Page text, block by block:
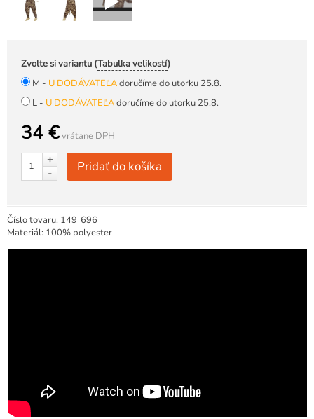
Zvolte si variantu (Tabulka velikostí)
M - U DODÁVATEĽAdoručíme do utorku 25.8.
L - U DODÁVATEĽAdoručíme do utorku 25.8.
34 €vrátane DPH
+
-
Pridať do košíka
Číslo tovaru: 149 696
Materiál: 100% polyester